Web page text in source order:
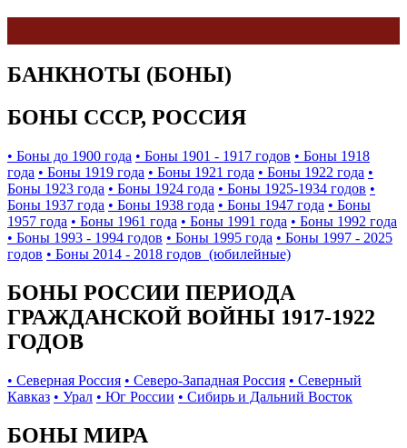
БАНКНОТЫ (БОНЫ)
БОНЫ СССР, РОССИЯ
• Боны до 1900 года • Боны 1901 - 1917 годов • Боны 1918
года • Боны 1919 года • Боны 1921 года • Боны 1922 года •
Боны 1923 года • Боны 1924 года • Боны 1925-1934 годов •
Боны 1937 года • Боны 1938 года • Боны 1947 года • Боны
1957 года • Боны 1961 года • Боны 1991 года • Боны 1992 года
• Боны 1993 - 1994 годов • Боны 1995 года • Боны 1997 - 2025
годов • Боны 2014 - 2018 годов (юбилейные)
БОНЫ РОССИИ ПЕРИОДА
ГРАЖДАНСКОЙ ВОЙНЫ 1917-1922
ГОДОВ
• Северная Россия • Северо-Западная Россия • Северный
Кавказ • Урал • Юг России • Сибирь и Дальний Восток
БОНЫ МИРА